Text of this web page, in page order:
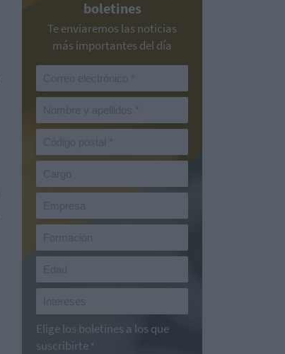
boletines
Te enviaremos las noticias
más importantes del día
Elige los boletines a los que
suscribirte *